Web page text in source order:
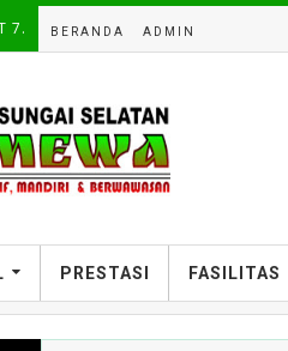
7. BERANDA ADMIN
PRESTASI FASILITAS